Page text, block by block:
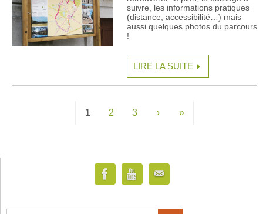
suivre, les informations pratiques
(distance, accessibilité…) mais
aussi quelques photos du parcours
!
LIRE LA SUITE
1 2 3 › »